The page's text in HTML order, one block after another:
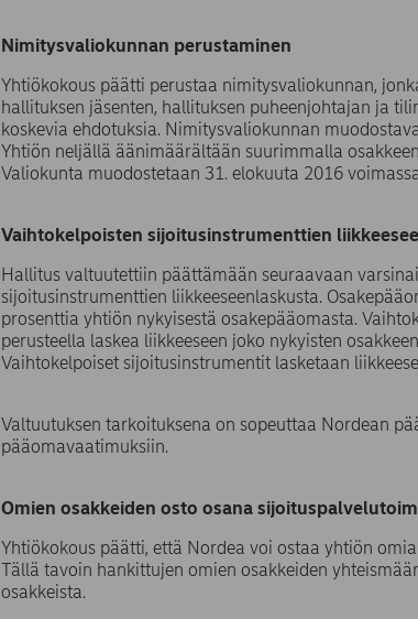
Nimitysvaliokunnan perustaminen
Yhtiökokous päätti perustaa nimitysvaliokunnan,
hallituksen jäsenten, hallituksen puheenjohtajan ja
koskevia ehdotuksia. Nimitysvaliokunnan
Yhtiön neljällä äänimäärältään suurimmalla
Valiokunta muodostetaan 31. elokuuta 2016
Vaihtokelpoisten sijoitusinstrumenttien
Hallitus valtuutettiin päättämään seuraavaan
sijoitusinstrumenttien liikkeeseenlaskusta.
prosenttia yhtiön nykyisestä osakepääomasta.
perusteella laskea liikkeeseen joko nykyisten
Vaihtokelpoiset sijoitusinstrumentit lasketaan
Valtuutuksen tarkoituksena on sopeuttaa Nordean
pääomavaatimuksiin.
Omien osakkeiden osto osana
Yhtiökokous päätti, että Nordea voi ostaa yhtiön
Tällä tavoin hankittujen omien osakkeiden
osakkeista.